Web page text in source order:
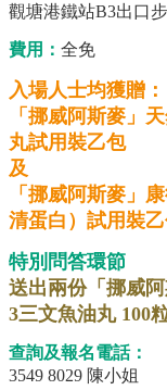
觀塘港鐵站B3出口
費用： 全免
入場人士均獲贈：
「挪威阿斯麥」
丸試用裝乙包
及
「挪威阿斯麥」
清蛋白）試用裝
特別問答環節
送出兩份「挪威
3三文魚油丸 100
查詢及報名電話：
3549 8029 陳小姐